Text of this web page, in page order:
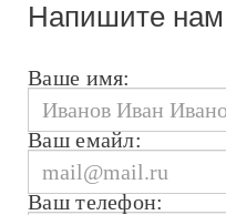
Напишите нам
Ваше имя:
Ваш емайл:
Ваш телефон: